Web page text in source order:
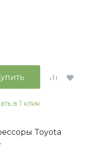
в 1 клик
Toyota